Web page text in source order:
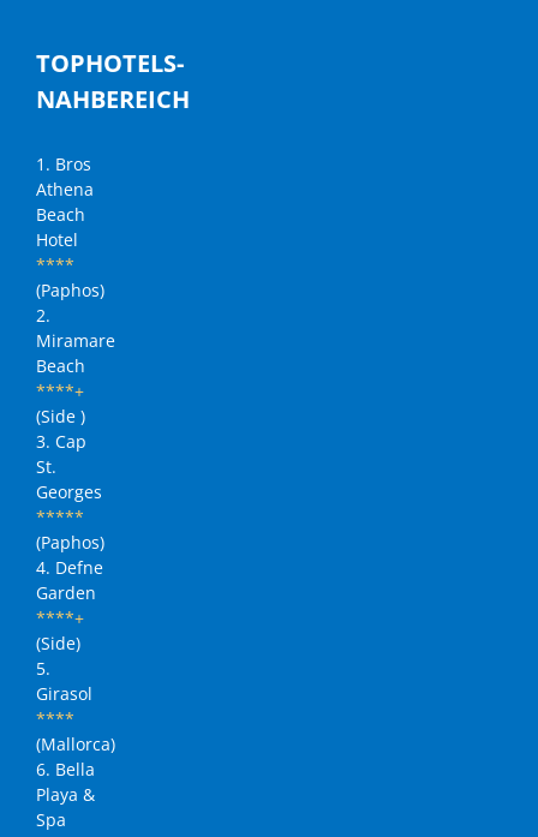
TOPHOTELS-
NAHBEREICH
1. Bros
Athena
Beach
Hotel
****
(Paphos)
2.
Miramare
Beach
****+
(Side )
3. Cap
St.
Georges
*****
(Paphos)
4. Defne
Garden
****+
(Side)
5.
Girasol
****
(Mallorca)
6. Bella
Playa &
Spa